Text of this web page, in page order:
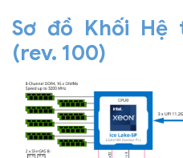
Sơ đồ Khối Hệ
(rev. 100)